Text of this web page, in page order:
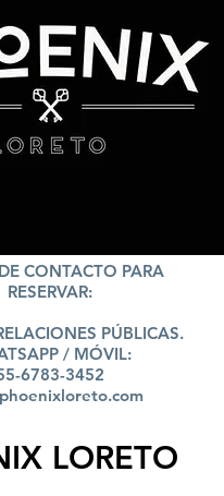
CONTACTO PARA
RESERVAR:
PÚBLICAS.
/ MÓVIL:
6783-3452
LORETO